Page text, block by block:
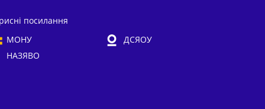
посилання
МОНУ
ДСЯОУ
НАЗЯВО